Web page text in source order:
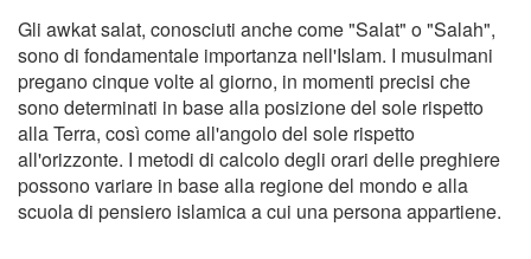
Gli awkat salat, conosciuti anche come "Salat" o "Salah",
sono di fondamentale importanza nell'Islam. I musulmani
pregano cinque volte al giorno, in momenti precisi che
sono determinati in base alla posizione del sole rispetto
alla Terra, così come all'angolo del sole rispetto
all'orizzonte. I metodi di calcolo degli orari delle preghiere
possono variare in base alla regione del mondo e alla
scuola di pensiero islamica a cui una persona appartiene.